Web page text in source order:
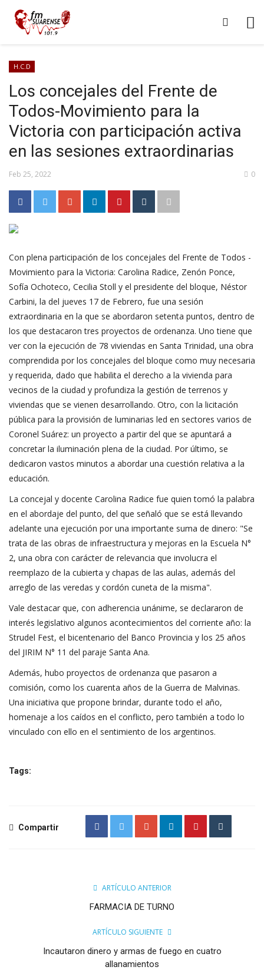
H.C.D
Los concejales del Frente de
Todos-Movimiento para la
Victoria con participación activa
en las sesiones extraordinarias
Feb 25, 2022 0
Con plena participación de los concejales del Frente de Todos -
Movimiento para la Victoria: Carolina Radice, Zenón Ponce,
Sofía Ochoteco, Cecilia Stoll y el presidente del bloque, Néstor
Carbini, la del jueves 17 de Febrero, fue una sesión
extraordinaria en la que se abordaron setenta puntos, dentro de
los que destacaron tres proyectos de ordenanza. Uno tiene que
ver con la ejecución de 78 viviendas en Santa Trinidad, una obra
comprendida por los concejales del bloque como muy necesaria
y requerida, dado que habilita el derecho a la vivienda para
vecinos de la ciudad y profundiza la gestión de terrenos y
viviendas que se vienen desarrollando. Otro, con la licitación
pública para la provisión de luminarias led en sectores varios de
Coronel Suárez: un proyecto a partir del que se apuntará a
concretar la iluminación plena de la ciudad. Por último, se
dedicaron vastos minutos a abordar una cuestión relativa a la
educación.
La concejal y docente Carolina Radice fue quien tomó la palabra
en el abordaje del punto, del que señaló que se está llevando
adelante una ejecución por una importante suma de dinero: "Se
trata de las obras de infraestructura y mejoras en la Escuela N°
2, una obra con carácter de relevancia que involucra el
reemplazo de la cubierta y chapas de las aulas, además del
arreglo de las veredas y cordón cuneta de la misma".
Vale destacar que, con adherencia unánime, se declararon de
interés legislativo algunos acontecimientos del corriente año: la
Strudel Fest, el bicentenario del Banco Provincia y los 25 años
del JIRIM N° 11 del paraje Santa Ana.
Además, hubo proyectos de ordenanza que pasaron a
comisión, como los cuarenta años de la Guerra de Malvinas.
Una iniciativa que propone brindar, durante todo el año,
homenaje a los caídos en el conflicto, pero también a todo lo
vinculado con ello en el sentimiento de los argentinos.
Tags:
Compartir
ARTÍCULO ANTERIOR
FARMACIA DE TURNO
ARTÍCULO SIGUIENTE
Incautaron dinero y armas de fuego en cuatro
allanamientos